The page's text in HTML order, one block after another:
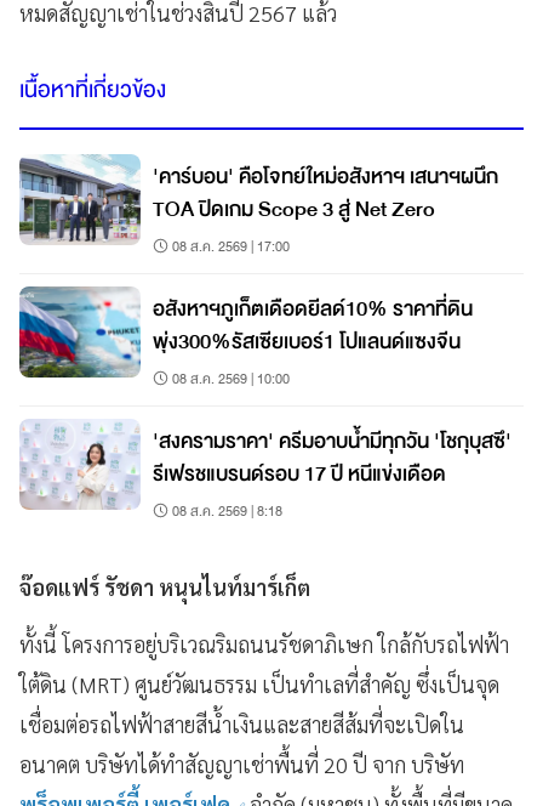
หมดสัญญาเช่าในช่วงสิ้นปี 2567 แล้ว
เนื้อหาที่เกี่ยวข้อง
'คาร์บอน' คือโจทย์ใหม่อสังหาฯ เสนาฯผนึก
TOA ปิดเกม Scope 3 สู่ Net Zero
08 ส.ค. 2569 | 17:00
อสังหาฯภูเก็ตเดือดยีลด์10% ราคาที่ดิน
พุ่ง300%รัสเซียเบอร์1 โปแลนด์แซงจีน
08 ส.ค. 2569 | 10:00
'สงครามราคา' ครีมอาบน้ำมีทุกวัน 'โชกุบุสซึ'
รีเฟรชแบรนด์รอบ 17 ปี หนีแข่งเดือด
08 ส.ค. 2569 | 8:18
จ๊อดแฟร์ รัชดา หนุนไนท์มาร์เก็ต
ทั้งนี้ โครงการอยู่บริเวณริมถนนรัชดาภิเษก ใกล้กับรถไฟฟ้า
ใต้ดิน (MRT) ศูนย์วัฒนธรรม เป็นทำเลที่สำคัญ ซึ่งเป็นจุด
เชื่อมต่อรถไฟฟ้าสายสีน้ำเงินและสายสีส้มที่จะเปิดใน
อนาคต บริษัทได้ทำสัญญาเช่าพื้นที่ 20 ปี จาก บริษัท